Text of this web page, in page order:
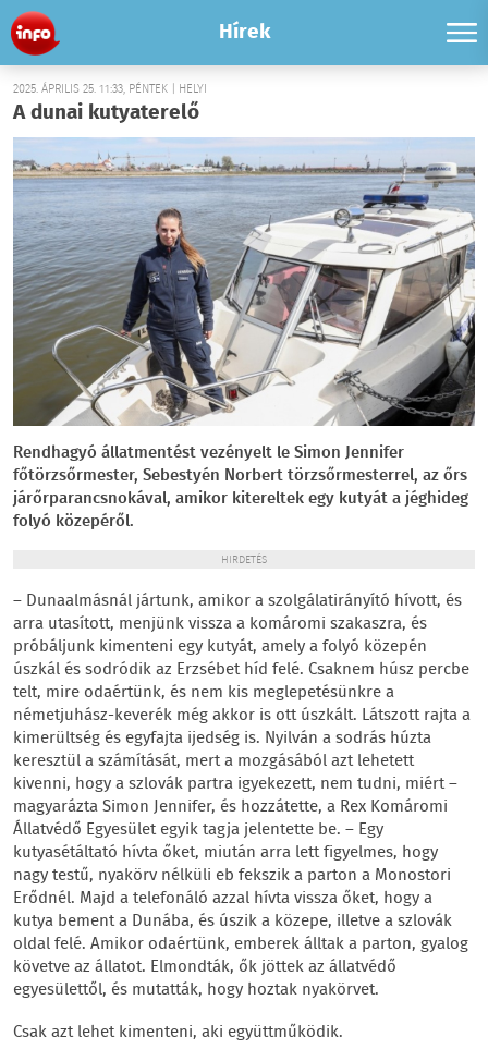
Hírek
2025. ÁPRILIS 25. 11:33, PÉNTEK | HELYI
A dunai kutyaterelő
Rendhagyó állatmentést vezényelt le Simon Jennifer
főtörzsőrmester, Sebestyén Norbert törzsőrmesterrel, az őrs
járőrparancsnokával, amikor kitereltek egy kutyát a jéghideg
folyó közepéről.
HIRDETÉS
– Dunaalmásnál jártunk, amikor a szolgálatirányító hívott, és
arra utasított, menjünk vissza a komáromi szakaszra, és
próbáljunk kimenteni egy kutyát, amely a folyó közepén
úszkál és sodródik az Erzsébet híd felé. Csaknem húsz percbe
telt, mire odaértünk, és nem kis meglepetésünkre a
németjuhász-keverék még akkor is ott úszkált. Látszott rajta a
kimerültség és egyfajta ijedség is. Nyilván a sodrás húzta
keresztül a számítását, mert a mozgásából azt lehetett
kivenni, hogy a szlovák partra igyekezett, nem tudni, miért –
magyarázta Simon Jennifer, és hozzátette, a Rex Komáromi
Állatvédő Egyesület egyik tagja jelentette be. – Egy
kutyasétáltató hívta őket, miután arra lett figyelmes, hogy
nagy testű, nyakörv nélküli eb fekszik a parton a Monostori
Erődnél. Majd a telefonáló azzal hívta vissza őket, hogy a
kutya bement a Dunába, és úszik a közepe, illetve a szlovák
oldal felé. Amikor odaértünk, emberek álltak a parton, gyalog
követve az állatot. Elmondták, ők jöttek az állatvédő
egyesülettől, és mutatták, hogy hoztak nyakörvet.
Csak azt lehet kimenteni, aki együttműködik.